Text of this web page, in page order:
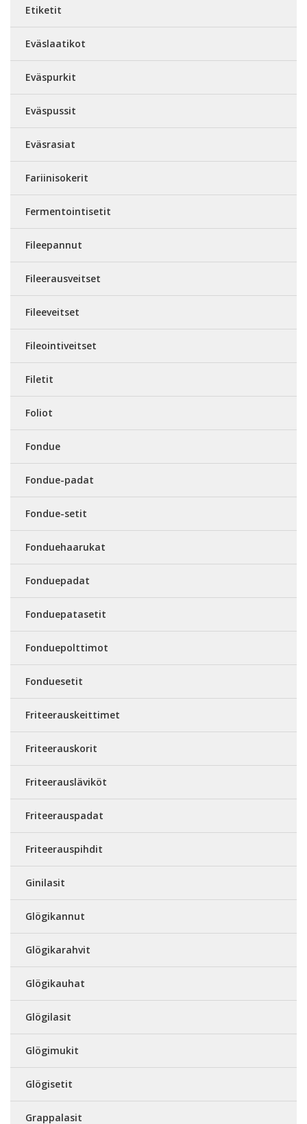
Etiketit
Eväslaatikot
Eväspurkit
Eväspussit
Eväsrasiat
Fariinisokerit
Fermentointisetit
Fileepannut
Fileerausveitset
Fileeveitset
Fileointiveitset
Filetit
Foliot
Fondue
Fondue-padat
Fondue-setit
Fonduehaarukat
Fonduepadat
Fonduepatasetit
Fonduepolttimot
Fonduesetit
Friteerauskeittimet
Friteerauskorit
Friteerausläviköt
Friteerauspadat
Friteerauspihdit
Ginilasit
Glögikannut
Glögikarahvit
Glögikauhat
Glögilasit
Glögimukit
Glögisetit
Grappalasit